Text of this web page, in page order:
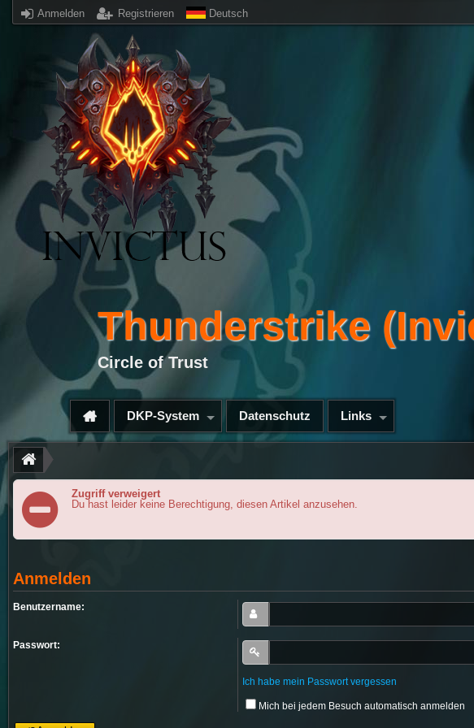
Anmelden Registrieren Deutsch
Thunderstrike
Circle of Trust
DKP-System Datenschutz Links
Zugriff verweigert
Du hast leider keine Berechtigung, diesen Artikel anzusehen.
Anmelden
Benutzername:
Passwort:
Ich habe mein Passwort vergessen
Mich bei jedem Besuch automatisch anmelden